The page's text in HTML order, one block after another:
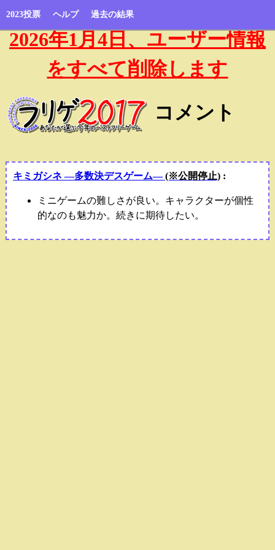
2023投票 ヘルプ 過去の結果
2026年1月4日、ユーザー情報
をすべて削除します
コメント
キミガシネ ―多数決デスゲーム―(※公開停止):
ミニゲームの難しさが良い。キャラクターが個性
的なのも魅力か。続きに期待したい。